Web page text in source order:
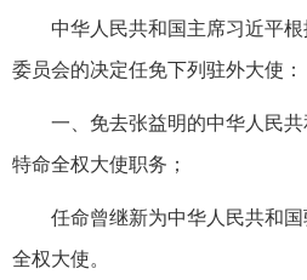
中华人民共和国主席习近平
委员会的决定任免下列驻外大使：
一、免去张益明的中华人民
特命全权大使职务；
任命曾继新为中华人民共和
全权大使。